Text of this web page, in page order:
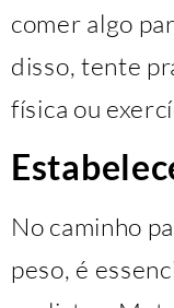
comer algo
disso, tente
física ou
No caminho
peso, é